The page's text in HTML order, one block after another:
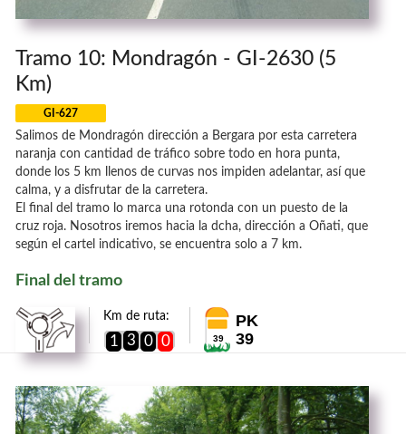
Tramo 10: Mondragón - GI-2630 (5
Km)
GI-627
Salimos de Mondragón dirección a Bergara por esta carretera
naranja con cantidad de tráfico sobre todo en hora punta,
donde los 5 km llenos de curvas nos impiden adelantar, así que
calma, y a disfrutar de la carretera.
El final del tramo lo marca una rotonda con un puesto de la
cruz roja. Nosotros iremos hacia la dcha, dirección a Oñati, que
según el cartel indicativo, se encuentra solo a 7 km.
Final del tramo
Km de ruta:
1 3 0 0 39
PK
39